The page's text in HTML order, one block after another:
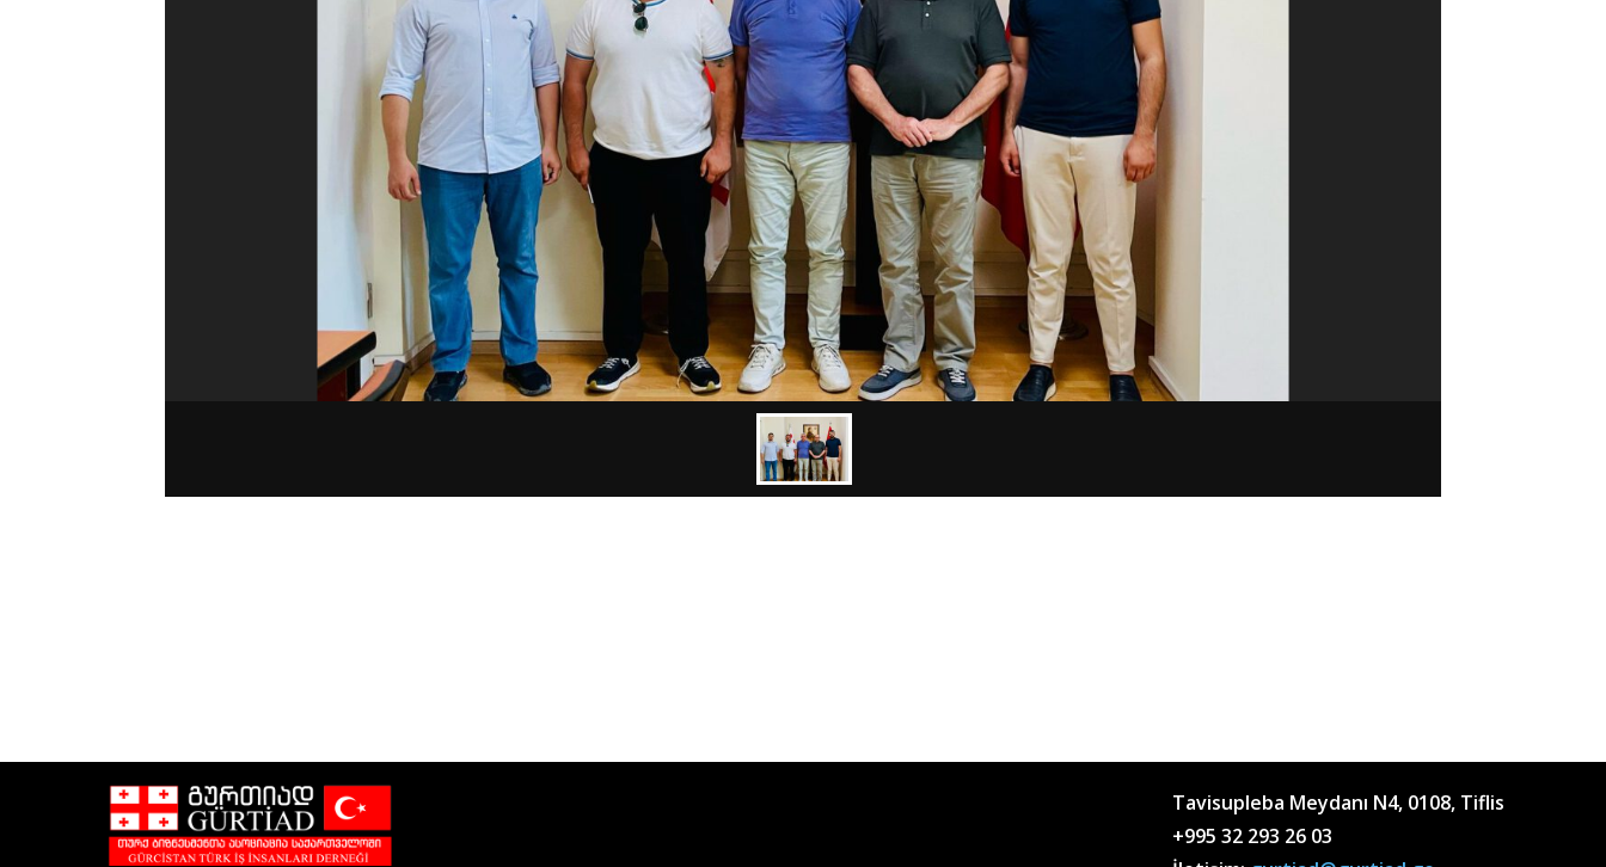
Tavisupleba Meydanı N4, 0108, Tiflis
+995 32 293 26 03